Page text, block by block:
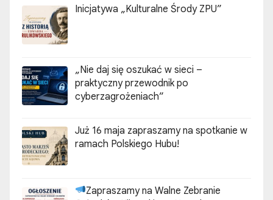
Inicjatywa „Kulturalne Środy ZPU”
„Nie daj się oszukać w sieci –
praktyczny przewodnik po
cyberzagrożeniach”
Już 16 maja zapraszamy na spotkanie w
ramach Polskiego Hubu!
Zapraszamy na Walne Zebranie